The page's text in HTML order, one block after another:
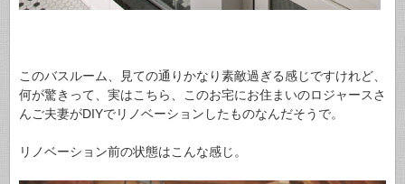
このバスルーム、見ての通りかなり素敵過ぎる感じですけれど、
何が驚きって、実はこちら、このお宅にお住まいのロジャースさ
んご夫妻がDIYでリノベーションしたものなんだそうで。
リノベーション前の状態はこんな感じ。